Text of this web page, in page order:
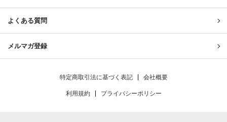
よくある質問
メルマガ登録
特定商取引法に基づく表記 会社概要
利用規約 プライバシーポリシー